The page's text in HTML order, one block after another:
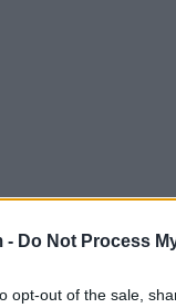
- Do Not Process
opt-out of the sale,